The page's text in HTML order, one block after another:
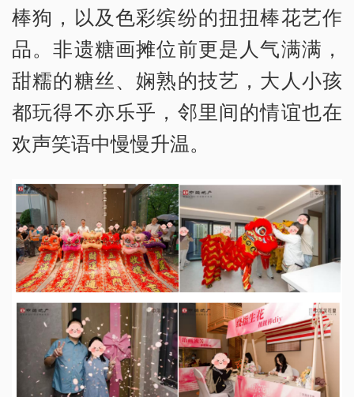
棒狗，以及色彩缤纷的扭扭棒花艺作
品。非遗糖画摊位前更是人气满满，
甜糯的糖丝、娴熟的技艺，大人小孩
都玩得不亦乐乎，邻里间的情谊也在
欢声笑语中慢慢升温。